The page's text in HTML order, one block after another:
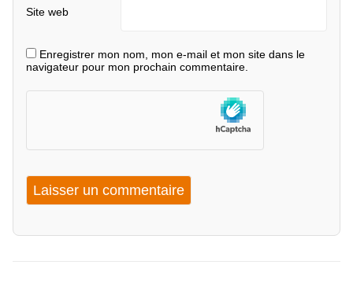
Site web
Enregistrer mon nom, mon e-mail et mon site dans le
navigateur pour mon prochain commentaire.